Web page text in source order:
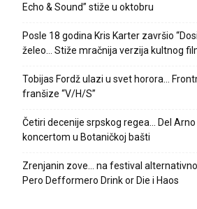
Echo & Sound” stiže u oktobru
Posle 18 godina Kris Karter završio
želeo… Stiže mračnija verzija kultnog
Tobijas Fordž ulazi u svet horora…
franšize “V/H/S”
Četiri decenije srpskog regea… Del
koncertom u Botaničkoj bašti
Zrenjanin zove… na festival
Pero Defformero Drink or Die i Haos